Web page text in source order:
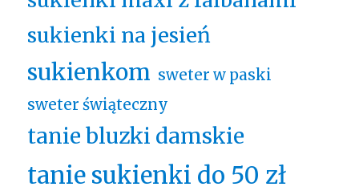
sukienki na jesień
sukienkom sweter w paski
sweter świąteczny
tanie bluzki damskie
tanie sukienki do 50 zł